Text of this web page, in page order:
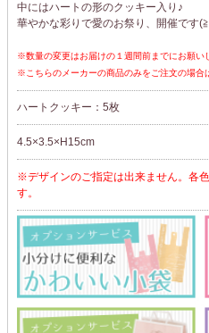
中にはハートの形のクッキー入り♪
華やかな彩りで愛のお祭り、開催です
※数量の変更はお届けの１週間前までにお願い
※こちらのメーカーの商品のみをご注文の場合
ハートクッキー：5枚
4.5×3.5×H15cm
※デザインのご指定は出来ません。各
す。